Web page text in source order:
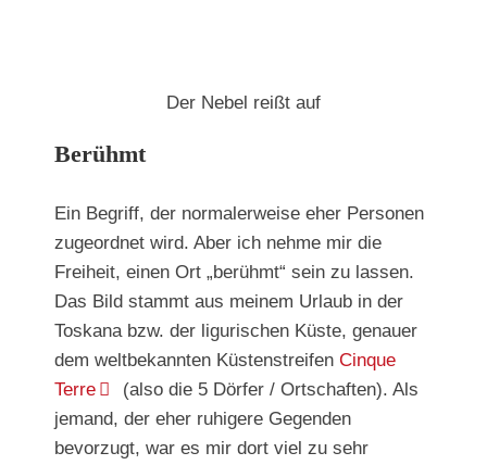
Der Nebel reißt auf
Berühmt
Ein Begriff, der normalerweise eher Personen
zugeordnet wird. Aber ich nehme mir die
Freiheit, einen Ort „berühmt“ sein zu lassen.
Das Bild stammt aus meinem Urlaub in der
Toskana bzw. der ligurischen Küste, genauer
dem weltbekannten Küstenstreifen Cinque
Terre
(also die 5 Dörfer / Ortschaften). Als
jemand, der eher ruhigere Gegenden
bevorzugt, war es mir dort viel zu sehr